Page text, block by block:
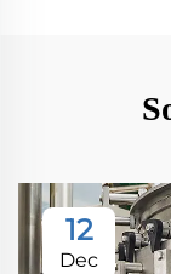
12
Dec